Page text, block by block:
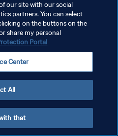
our site with our social
partners. You can select
on the buttons on the
share my personal
Portal
Center
All
that